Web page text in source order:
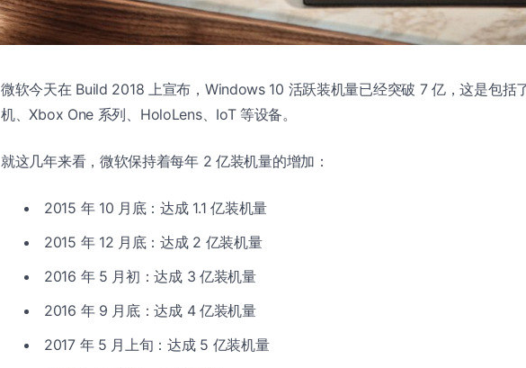
微软今天在 Build 2018 上宣布，Windows 10 活跃装机量已经突破 7 亿，这是包括
机、Xbox One 系列、HoloLens、IoT 等设备。
就这几年来看，微软保持着每年 2 亿装机量的增加：
2015 年 10 月底：达成 1.1 亿装机量
2015 年 12 月底：达成 2 亿装机量
2016 年 5 月初：达成 3 亿装机量
2016 年 9 月底：达成 4 亿装机量
2017 年 5 月上旬：达成 5 亿装机量